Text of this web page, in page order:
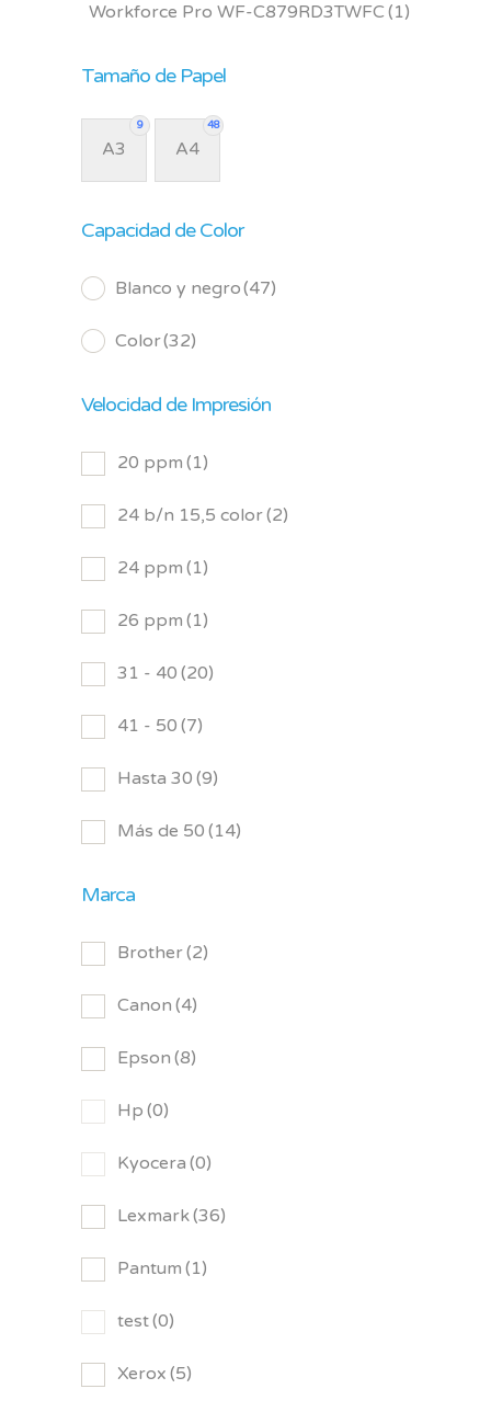
Workforce Pro WF-C879RD3TWFC (1)
Tamaño de Papel
9
A3
48
A4
Capacidad de Color
Blanco y negro(47)
Color(32)
Velocidad de Impresión
20 ppm (1)
24 b/n 15,5 color(2)
24 ppm (1)
26 ppm (1)
31 - 40 (20)
41 - 50 (7)
Hasta 30 (9)
Más de 50 (14)
Marca
Brother(2)
Canon (4)
Epson (8)
Hp (0)
Kyocera (0)
Lexmark(36)
Pantum (1)
test(0)
Xerox (5)